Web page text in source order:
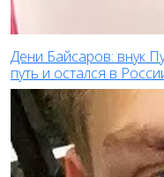
Дени Байсаров: внук
путь и остался в